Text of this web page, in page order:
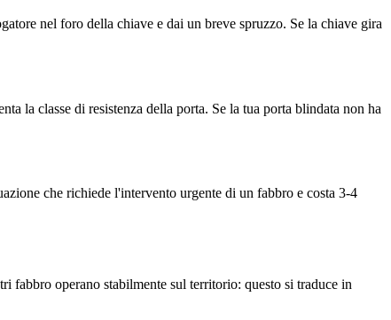
nel foro della chiave e dai un breve spruzzo. Se la chiave gira
la classe di resistenza della porta. Se la tua porta blindata non ha
che richiede l'intervento urgente di un fabbro e costa 3-4
fabbro operano stabilmente sul territorio: questo si traduce in